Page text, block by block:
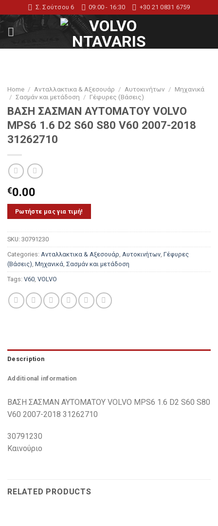
to
content
Σ. Σούτσου 6 09:00 - 16:30 +30 21 0831 6759
Home / Ανταλλακτικα & Αξεσουάρ / Αυτοκινήτων / Μηχανικά
/ Σασμάν και μετάδοση / Γέφυρες (Βάσεις)
ΒΑΣΗ ΣΑΣΜΑΝ ΑΥΤΟΜΑΤΟΥ VOLVO
MPS6 1.6 D2 S60 S80 V60 2007-2018
31262710
€0.00
Ρωτήστε μας για τιμή!
SKU: 30791230
Categories: Ανταλλακτικα & Αξεσουάρ Αυτοκινήτων Γέφυρες
(Βάσεις) Μηχανικά Σασμάν και μετάδοση
Tags: V60 VOLVO
Description
Additional information
ΒΑΣΗ ΣΑΣΜΑΝ ΑΥΤΟΜΑΤΟΥ VOLVO MPS6 1.6 D2 S60 S80
V60 2007-2018 31262710
30791230
Καινούριο
RELATED PRODUCTS